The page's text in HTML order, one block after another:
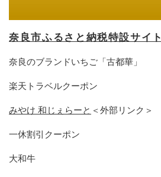
奈良市ふるさと納税特設サイト
奈良のブランドいちご「古都華」
楽天トラベルクーポン
みやけ 和じぇらーと ＜外部リンク＞
一休割引クーポン
大和牛